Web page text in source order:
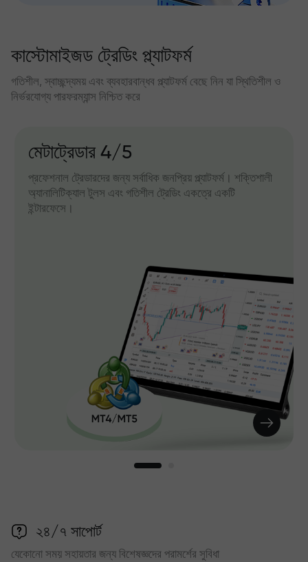
কাস্টোমাইজড ট্রেডিং প্ল্যাটফর্ম
গতিশীল, স্বাচ্ছন্দ্যময় এবং ব্যবহারবান্ধব প্ল্যাটফর্ম বেছে নিন যা স্থিতিশীল ও
নির্ভরযোগ্য পারফরম্যান্স নিশ্চিত করে
মেটাট্রেডার 4/5
প্রফেশনাল ট্রেডারদের জন্য সর্বাধিক জনপ্রিয় প্ল্যাটফর্ম। শক্তিশালী
অ্যানালিটিক্যাল টুলস এবং গতিশীল ট্রেডিং একত্রে একটি
ইন্টারফেসে।
২৪/৭ সাপোর্ট
যেকোনো সময় সহায়তার জন্য বিশেষজ্ঞদের পরামর্শের সুবিধা